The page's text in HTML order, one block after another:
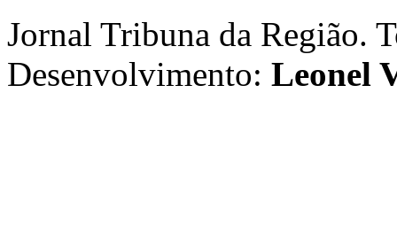
Jornal Tribuna da Região.
Desenvolvimento: Leonel